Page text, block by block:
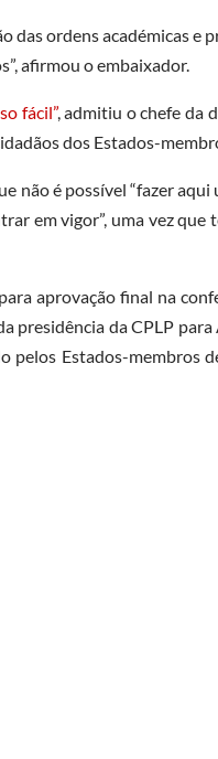
das ordens académicas e
afirmou o embaixador.
fácil”, admitiu o chefe da
dos Estados-
não é possível “fazer
em vigor”, uma vez
aprovação final na
presidência da CPLP
pelos Estados-membros